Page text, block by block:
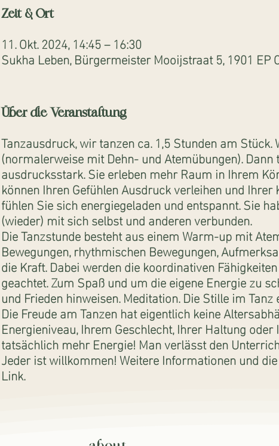
Zeit & Ort
11. Okt. 2024, 14:45 – 16:30
Sukha Leben, Bürgermeister Mooijstraat 5, 1901 EP
Über die Veranstaltung
Tanzausdruck, wir tanzen ca. 1,5 Stunden am
(normalerweise mit Dehn- und Atemübungen).
ausdrucksstark. Sie erleben mehr Raum in Ihrem
können Ihren Gefühlen Ausdruck verleihen und
fühlen Sie sich energiegeladen und entspannt. Sie
(wieder) mit sich selbst und anderen verbunden.
Die Tanzstunde besteht aus einem Warm-up mit
Bewegungen, rhythmischen Bewegungen,
die Kraft. Dabei werden die koordinativen
geachtet. Zum Spaß und um die eigene Energie zu
und Frieden hinweisen. Meditation. Die Stille im Tanz
Die Freude am Tanzen hat eigentlich keine
Energieniveau, Ihrem Geschlecht, Ihrer Haltung
tatsächlich mehr Energie! Man verlässt den
Jeder ist willkommen! Weitere Informationen und
Link.